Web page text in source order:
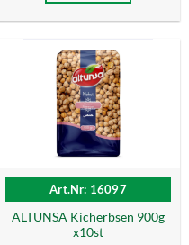
Art.Nr: 16097
ALTUNSA Kicherbsen 900g
x10st